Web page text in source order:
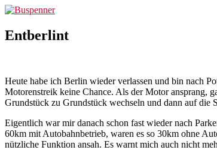
Zum
springen
Entberlint
Heute habe ich Berlin wieder verlassen und bin nach
Motorenstreik keine Chance. Als der Motor ansprang,
Grundstück zu Grundstück wechseln und dann auf die
Eigentlich war mir danach schon fast wieder nach
60km mit Autobahnbetrieb, waren es so 30km ohne
nützliche Funktion ansah. Es warnt mich auch nicht